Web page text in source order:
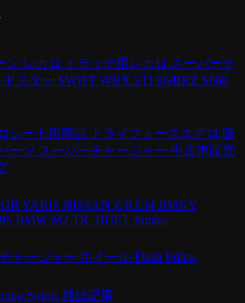
ン レカロ トラック用レカロ スーパーチ
スター SWIFT WRX STI 86/BRZ S660
シート用商品 トライフォースエアロ 吸
ーツ スーパーチャージャー 中古車販売
GR YARIS NISSAN Z RZ34 JIMNY
BMW M2 TR_HIJET Jumbo
ャージャー ホイール Flash Editor
Spirits 雑誌記事